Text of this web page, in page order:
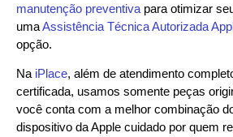
manutenção preventiva para otimizar
umaAssistência Técnica Autorizada
opção.
Na iPlace, além de atendimento
certificada, usamos somente peças
você conta com a melhor combinação
dispositivo da Apple cuidado por quem